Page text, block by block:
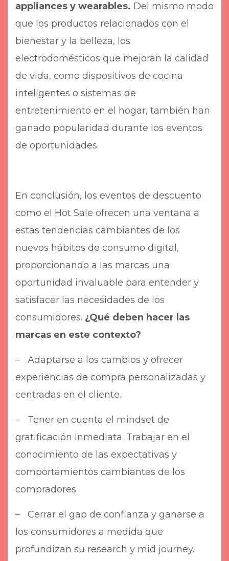
appliances y wearables. Del mismo modo
que los productos relacionados con el
bienestar y la belleza, los
electrodomésticos que mejoran la calidad
de vida, como dispositivos de cocina
inteligentes o sistemas de
entretenimiento en el hogar, también han
ganado popularidad durante los eventos
de oportunidades.
En conclusión, los eventos de descuento
como el Hot Sale ofrecen una ventana a
estas tendencias cambiantes de los
nuevos hábitos de consumo digital,
proporcionando a las marcas una
oportunidad invaluable para entender y
satisfacer las necesidades de los
consumidores. ¿Qué deben hacer las
marcas en este contexto?
–
Adaptarse a los cambios y ofrecer
experiencias de compra personalizadas y
centradas en el cliente.
–
Tener en cuenta el mindset de
gratificación inmediata. Trabajar en el
conocimiento de las expectativas y
comportamientos cambiantes de los
compradores.
–
Cerrar el gap de confianza y ganarse a
los consumidores a medida que
profundizan su research y mid journey.